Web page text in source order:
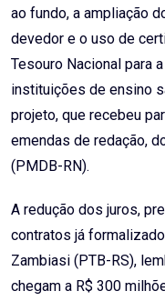
ao fundo, a ampliação
devedor e o uso de
Tesouro Nacional para
instituições de ensino
projeto, que recebeu
emendas de redação,
(PMDB-RN).
A redução dos juros,
contratos já
Zambiasi (PTB-RS),
chegam a R$ 300